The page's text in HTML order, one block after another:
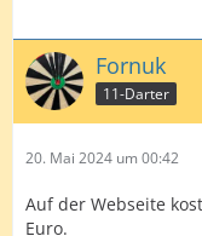
Fornuk
11-Darter
20. Mai 2024 um 00:42
Auf der Webseite
Euro.